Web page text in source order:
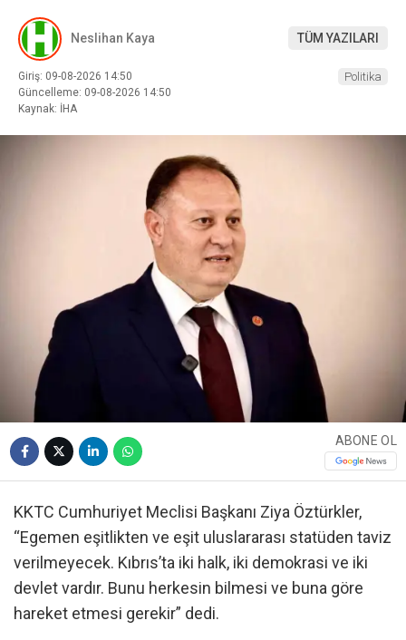
Neslihan Kaya TÜM YAZILARI
Giriş: 09-08-2026 14:50
Güncelleme: 09-08-2026 14:50
Kaynak: İHA
Politika
ABONE OL
KKTC Cumhuriyet Meclisi Başkanı Ziya Öztürkler,
“Egemen eşitlikten ve eşit uluslararası statüden taviz
verilmeyecek. Kıbrıs’ta iki halk, iki demokrasi ve iki
devlet vardır. Bunu herkesin bilmesi ve buna göre
hareket etmesi gerekir” dedi.